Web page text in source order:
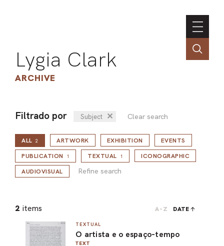
Lygia Clark
ARCHIVE
Filtrado por Subject ✕ Clear search
ALL 2
Refine search
ARTWORK EXHIBITION
EVENTS
PUBLICATION
1 TEXTUAL 1
ICONOGRAPHIC
AUDIOVISUAL
Refine search
2 items A-Z DATE
TEXTUAL
O artista e o espaço-tempo
TEXT